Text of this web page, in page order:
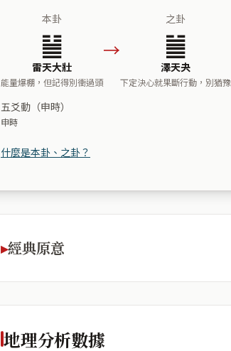
本卦
䷡
雷天大壯
能量爆棚，但記得別衝過頭
→
之卦
䷪
澤天夬
下定決心就果斷行動，別猶豫
五爻動（申時）
申時
什麼是本卦、之卦？
經典原意
地理分析數據